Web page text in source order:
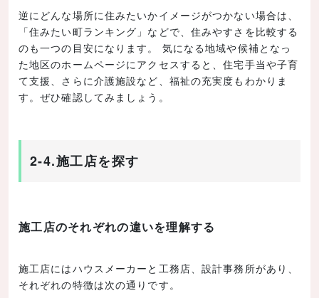
逆にどんな場所に住みたいかイメージがつかない場合は、
「住みたい町ランキング」などで、住みやすさを比較する
のも一つの目安になります。 気になる地域や候補となっ
た地区のホームページにアクセスすると、住宅手当や子育
て支援、さらに介護施設など、福祉の充実度もわかりま
す。ぜひ確認してみましょう。
2-4.施工店を探す
施工店のそれぞれの違いを理解する
施工店にはハウスメーカーと工務店、設計事務所があり、
それぞれの特徴は次の通りです。